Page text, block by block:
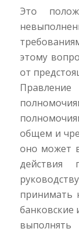
Это
этому
от
общем и
оно может
действия
принимать
банковские